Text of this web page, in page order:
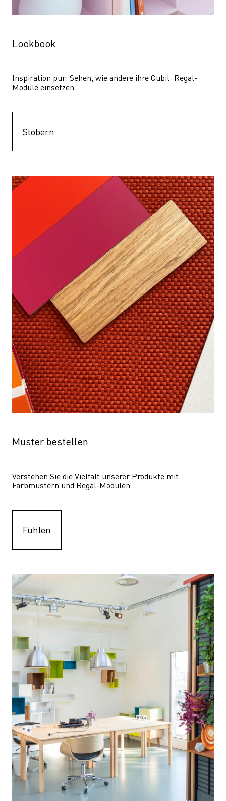
Lookbook
Inspiration pur: Sehen, wie andere ihre Cubit  Regal-
Module einsetzen.
Stöbern
Muster bestellen
Verstehen Sie die Vielfalt unserer Produkte mit
Farbmustern und Regal-Modulen.
Fühlen